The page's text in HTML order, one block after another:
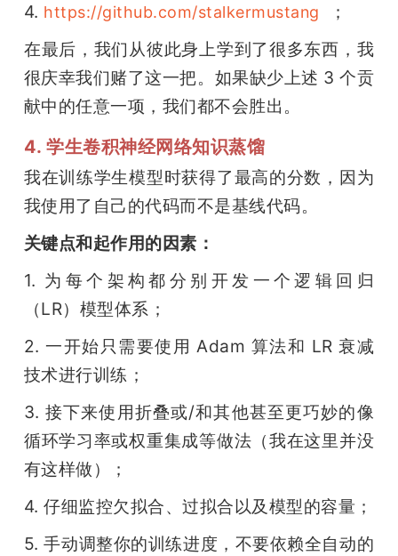
4. https://github.com/stalkermustang
；
在最后，我们从彼此身上学到了很多东西，我
很庆幸我们赌了这一把。如果缺少上述 3 个贡
献中的任意一项，我们都不会胜出。
4. 学生卷积神经网络知识蒸馏
我在训练学生模型时获得了最高的分数，因为
我使用了自己的代码而不是基线代码。
关键点和起作用的因素：
1. 为每个架构都分别开发一个逻辑回归
（LR）模型体系；
2. 一开始只需要使用 Adam 算法和 LR 衰减
技术进行训练；
3. 接下来使用折叠或/和其他甚至更巧妙的像
循环学习率或权重集成等做法（我在这里并没
有这样做）；
4. 仔细监控欠拟合、过拟合以及模型的容量；
5. 手动调整你的训练进度，不要依赖全自动的